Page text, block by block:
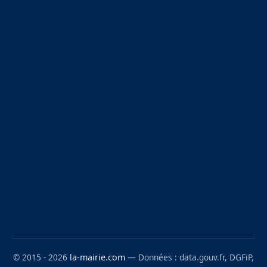
© 2015 - 2026 la-mairie.com — Données : data.gouv.fr, DGFiP,